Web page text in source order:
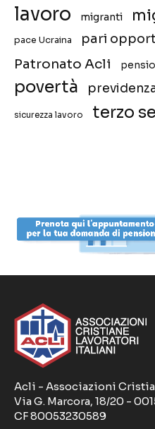
lavoro migranti
pace Ucraina pari
Patronato Acli
povertà
sicurezza lavoro terzo
Acli - Associazioni
Via G. Marcora, 18/20 -
CF 80053230589